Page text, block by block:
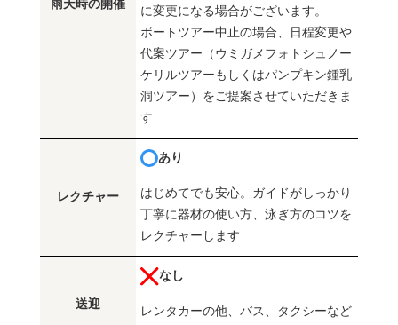
雨天時の開催
に変更になる場合がございます。
ボートツアー中止の場合、日程変更や
代案ツアー（ウミガメフォトシュノー
ケリルツアーもしくはパンプキン鍾乳
洞ツアー）をご提案させていただきま
す
レクチャー
あり
はじめてでも安心。ガイドがしっかり
丁寧に器材の使い方、泳ぎ方のコツを
レクチャーします
送迎
なし
レンタカーの他、バス、タクシーなど